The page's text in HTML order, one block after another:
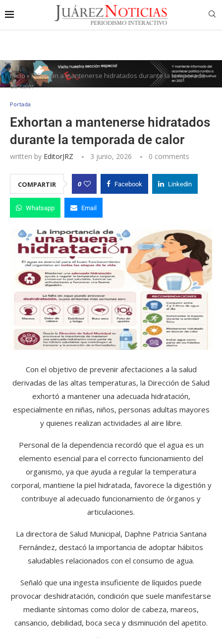
Inicio»Exhortan a mantenerse hidratados durante la temporada
de calor
Portada
Exhortan a mantenerse hidratados
durante la temporada de calor
written by EditorJRZ 3 junio, 2026 0 comments
COMPARTIR 0 Facebook Linkedin
Whatsapp Email
Con el objetivo de prevenir afectaciones a la salud
derivadas de las altas temperaturas, la Dirección de Salud
exhortó a mantener una adecuada hidratación,
especialmente en niñas, niños, personas adultas mayores
y quienes realizan actividades al aire libre.
Personal de la dependencia recordó que el agua es un
elemento esencial para el correcto funcionamiento del
organismo, ya que ayuda a regular la temperatura
corporal, mantiene la piel hidratada, favorece la digestión y
contribuye al adecuado funcionamiento de órganos y
articulaciones.
La directora de Salud Municipal, Daphne Patricia Santana
Fernández, destacó la importancia de adoptar hábitos
saludables relacionados con el consumo de agua.
Señaló que una ingesta insuficiente de líquidos puede
provocar deshidratación, condición que suele manifestarse
mediante síntomas como dolor de cabeza, mareos,
cansancio, debilidad, boca seca y disminución del apetito.